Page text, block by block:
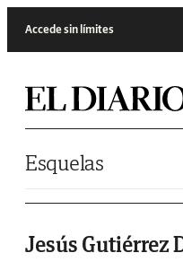
Accede sin límites
Esquelas
Jesús Gutiérrez